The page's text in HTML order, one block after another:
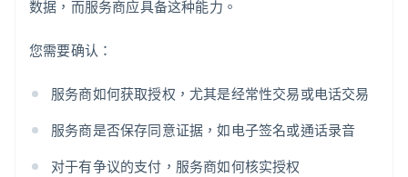
数据，而服务商应具备这种能力。
您需要确认：
服务商如何获取授权，尤其是经常性交易或电话交易
服务商是否保存同意证据，如电子签名或通话录音
对于有争议的支付，服务商如何核实授权